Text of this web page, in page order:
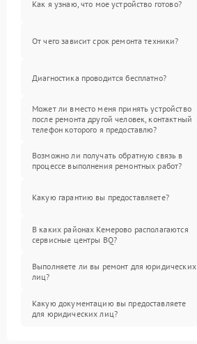
Как я узнаю, что мое устройство готово?
От чего зависит срок ремонта техники?
Диагностика проводится бесплатно?
Может ли вместо меня принять устройство
после ремонта другой человек, контактный
телефон которого я предоставлю?
Возможно ли получать обратную связь в
процессе выполнения ремонтных работ?
Какую гарантию вы предоставляете?
В каких районах Кемерово располагаются
сервисные центры BQ?
Выполняете ли вы ремонт для юридических
лиц?
Какую документацию вы предоставляете
для юридических лиц?